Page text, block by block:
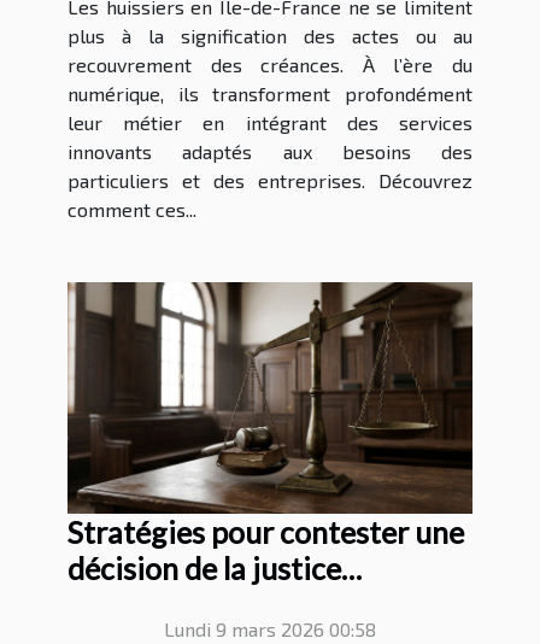
Les huissiers en Île-de-France ne se limitent
plus à la signification des actes ou au
recouvrement des créances. À l’ère du
numérique, ils transforment profondément
leur métier en intégrant des services
innovants adaptés aux besoins des
particuliers et des entreprises. Découvrez
comment ces...
Stratégies pour contester une
décision de la justice
Lundi 9 mars 2026 00:58